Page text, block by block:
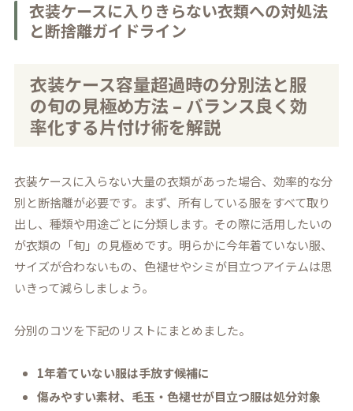
衣装ケースに入りきらない衣類への対処法
と断捨離ガイドライン
衣装ケース容量超過時の分別法と服
の旬の見極め方法 – バランス良く効
率化する片付け術を解説
衣装ケースに入らない大量の衣類があった場合、効率的な分
別と断捨離が必要です。まず、所有している服をすべて取り
出し、種類や用途ごとに分類します。その際に活用したいの
が衣類の「旬」の見極めです。明らかに今年着ていない服、
サイズが合わないもの、色褪せやシミが目立つアイテムは思
いきって減らしましょう。
分別のコツを下記のリストにまとめました。
1年着ていない服は手放す候補に
傷みやすい素材、毛玉・色褪せが目立つ服は処分対象